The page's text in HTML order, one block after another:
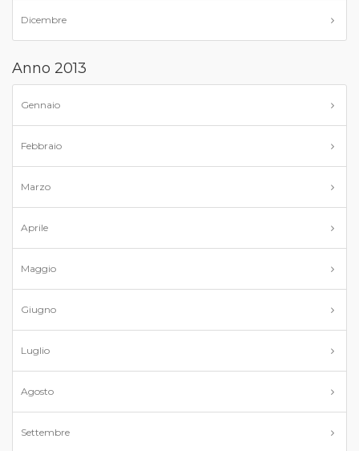
Dicembre
Anno 2013
Gennaio
Febbraio
Marzo
Aprile
Maggio
Giugno
Luglio
Agosto
Settembre